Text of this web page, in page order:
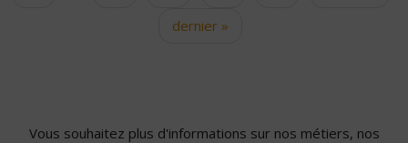
dernier »
Vous souhaitez plus d'informations sur nos métiers, nos